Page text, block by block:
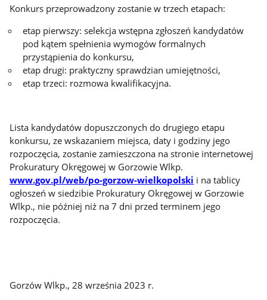
Konkurs przeprowadzony zostanie w trzech etapach:
etap pierwszy: selekcja wstępna zgłoszeń kandydatów
pod kątem spełnienia wymogów formalnych
przystąpienia do konkursu,
etap drugi: praktyczny sprawdzian umiejętności,
etap trzeci: rozmowa kwalifikacyjna.
Lista kandydatów dopuszczonych do drugiego etapu
konkursu, ze wskazaniem miejsca, daty i godziny jego
rozpoczęcia, zostanie zamieszczona na stronie internetowej
Prokuratury Okręgowej w Gorzowie Wlkp.
www.gov.pl/web/po-gorzow-wielkopolski i na tablicy
ogłoszeń w siedzibie Prokuratury Okręgowej w Gorzowie
Wlkp., nie później niż na 7 dni przed terminem jego
rozpoczęcia.
Gorzów Wlkp., 28 września 2023 r.